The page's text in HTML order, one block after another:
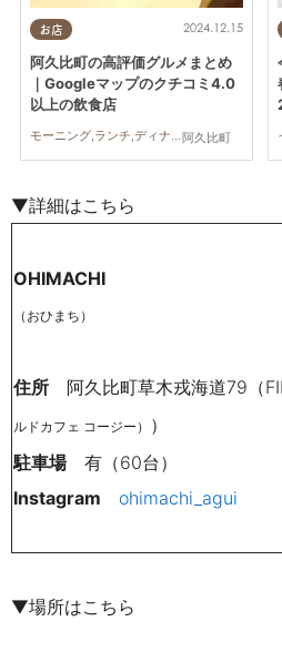
お店
阿久比町
2024.12.15
阿久比町の高評価グルメまとめ
｜Googleマップのクチコミ4.0
以上の飲食店
▼詳細はこちら
OHIMACHI
（おひまち）
住所 阿久比町草木戎海道79（
ルドカフェ コージー） ）
駐車場有（60台）
Instagram
ohimachi_agui
▼場所はこちら